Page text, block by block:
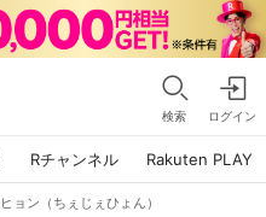
検索 ログイン
Rチャンネル Rakuten PLAY
ョン（ちぇじぇひょん）